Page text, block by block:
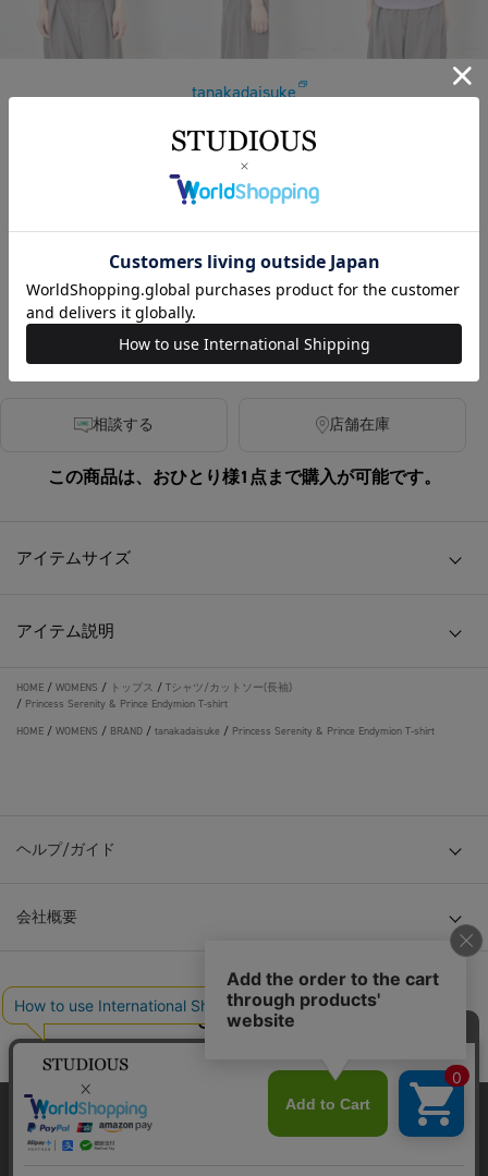
tanakadaisuke
Princess Serenity & Prince Endymion T-shirt
￥27,500
250ポイント付与
PURPLE
相談する 店舗在庫
この商品は、おひとり様1点まで購入が可能です。
アイテムサイズ
アイテム説明
HOME / WOMENS / トップス / Tシャツ/カットソー(長袖)
/ Princess Serenity & Prince Endymion T-shirt
HOME / WOMENS / BRAND / tanakadaisuke / Princess Serenity & Prince Endymion T-shirt
ヘルプ/ガイド
会社概要
© TOKYO BASE CO., LTD
当サイトはクッキー(cookie)を使用します。クッキーはサイト内
の一部の機能および、サイトの使用状況の分析からマーケティ
ング活動に利用することを目的としています。